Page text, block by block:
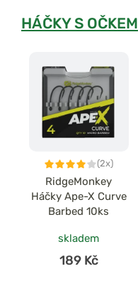
HÁČKY S OČKEM
(2x)
RidgeMonkey
Háčky Ape-X Curve
Barbed 10ks
skladem
189 Kč